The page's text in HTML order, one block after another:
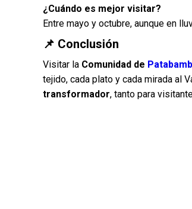
¿Cuándo es mejor visitar?
Entre mayo y octubre, aunque en
📌 Conclusión
Visitar la Comunidad de
tejido, cada plato y cada mirada al
transformador, tanto para